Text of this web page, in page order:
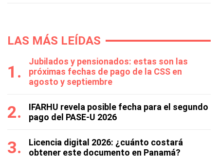
LAS MÁS LEÍDAS
Jubilados y pensionados: estas son las
próximas fechas de pago de la CSS en
agosto y septiembre
IFARHU revela posible fecha para el segundo
pago del PASE-U 2026
Licencia digital 2026: ¿cuánto costará
obtener este documento en Panamá?